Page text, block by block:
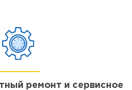
ремонт и сервисное